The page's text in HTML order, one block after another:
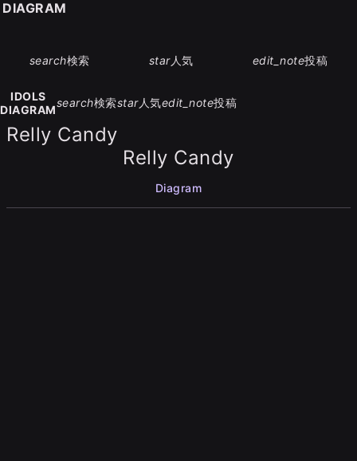
search検索 star人気 edit_note投稿
IDOLS
DIAGRAM
search検索star人気edit_note投稿
Relly Candy
Relly Candy
Diagram